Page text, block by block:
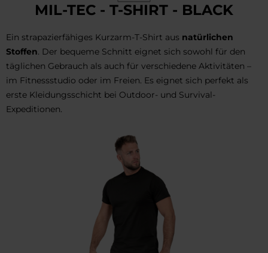
MIL-TEC - T-SHIRT - BLACK
Ein strapazierfähiges Kurzarm-T-Shirt aus natürlichen
Stoffen. Der bequeme Schnitt eignet sich sowohl für den
täglichen Gebrauch als auch für verschiedene Aktivitäten –
im Fitnessstudio oder im Freien. Es eignet sich perfekt als
erste Kleidungsschicht bei Outdoor- und Survival-
Expeditionen.